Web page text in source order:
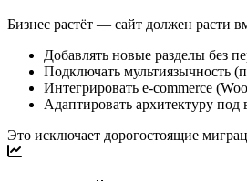
Бизнес растёт — сайт должен расти
Добавлять новые разделы без
Подключать мультиязычность
Интегрировать e-commerce
Адаптировать архитектуру под
Это исключает дорогостоящие